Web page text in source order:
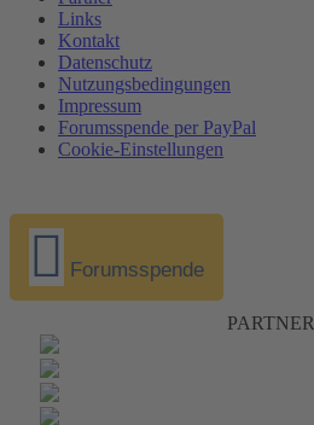
Links
Kontakt
Datenschutz
Nutzungsbedingungen
Impressum
Forumsspende per PayPal
Cookie-Einstellungen
Forumsspende
PARTNER